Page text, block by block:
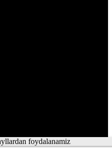
foydalanamiz